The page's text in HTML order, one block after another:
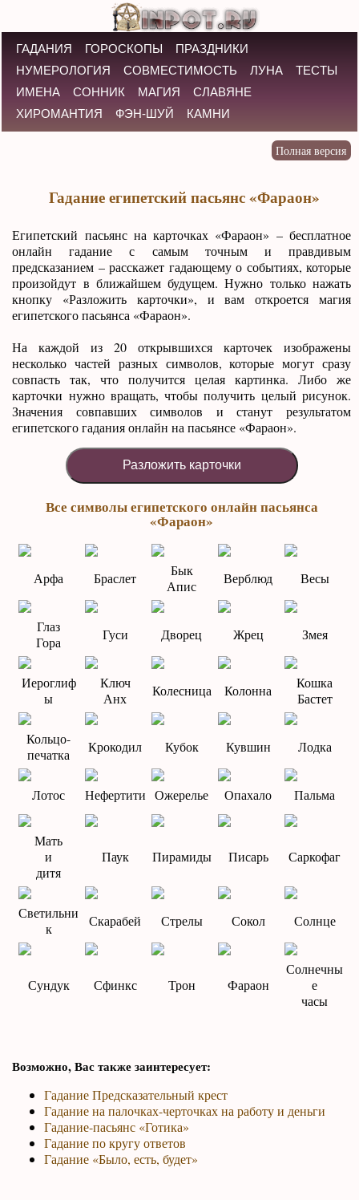
ГАДАНИЯ ГОРОСКОПЫ
ПРАЗДНИКИ
НУМЕРОЛОГИЯ
СОВМЕСТИМОСТЬ ЛУНА
ТЕСТЫ
ИМЕНА
СОННИК МАГИЯ
СЛАВЯНЕ
ХИРОМАНТИЯ
ФЭН-ШУЙ КАМНИ
Гадание египетский пасьянс «Фараон»
Египетский пасьянс на карточках «Фараон» – бесплатное
онлайн гадание с самым точным и правдивым
предсказанием – расскажет гадающему о событиях, которые
произойдут в ближайшем будущем. Нужно только нажать
кнопку «Разложить карточки», и вам откроется магия
египетского пасьянса «Фараон».
На каждой из 20 открывшихся карточек изображены
несколько частей разных символов, которые могут сразу
совпасть так, что получится целая картинка. Либо же
карточки нужно вращать, чтобы получить целый рисунок.
Значения совпавших символов и станут результатом
египетского гадания онлайн на пасьянсе «Фараон».
Разложить карточки
Все символы египетского онлайн пасьянса
«Фараон»
Арфа Браслет
Бык
Апис
Верблюд Весы
Глаз
Гора
Гуси Дворец Жрец Змея
Иероглиф
ы
Ключ
Анх
Колесница Колонна
Кошка
Бастет
Кольцо-
печатка
Крокодил Кубок Кувшин Лодка
Лотос Нефертити Ожерелье Опахало Пальма
Мать
и
дитя
Паук Пирамиды Писарь Саркофаг
Светильни
к
Скарабей Стрелы Сокол Солнце
Сундук Сфинкс Трон Фараон
Солнечны
е
часы
Возможно, Вас также заинтересует:
Гадание Предсказательный крест
Гадание на палочках-черточках на работу и деньги
Гадание-пасьянс «Готика»
Гадание по кругу ответов
Гадание «Было, есть, будет»